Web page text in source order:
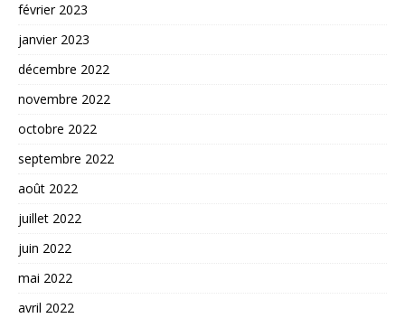
février 2023
janvier 2023
décembre 2022
novembre 2022
octobre 2022
septembre 2022
août 2022
juillet 2022
juin 2022
mai 2022
avril 2022